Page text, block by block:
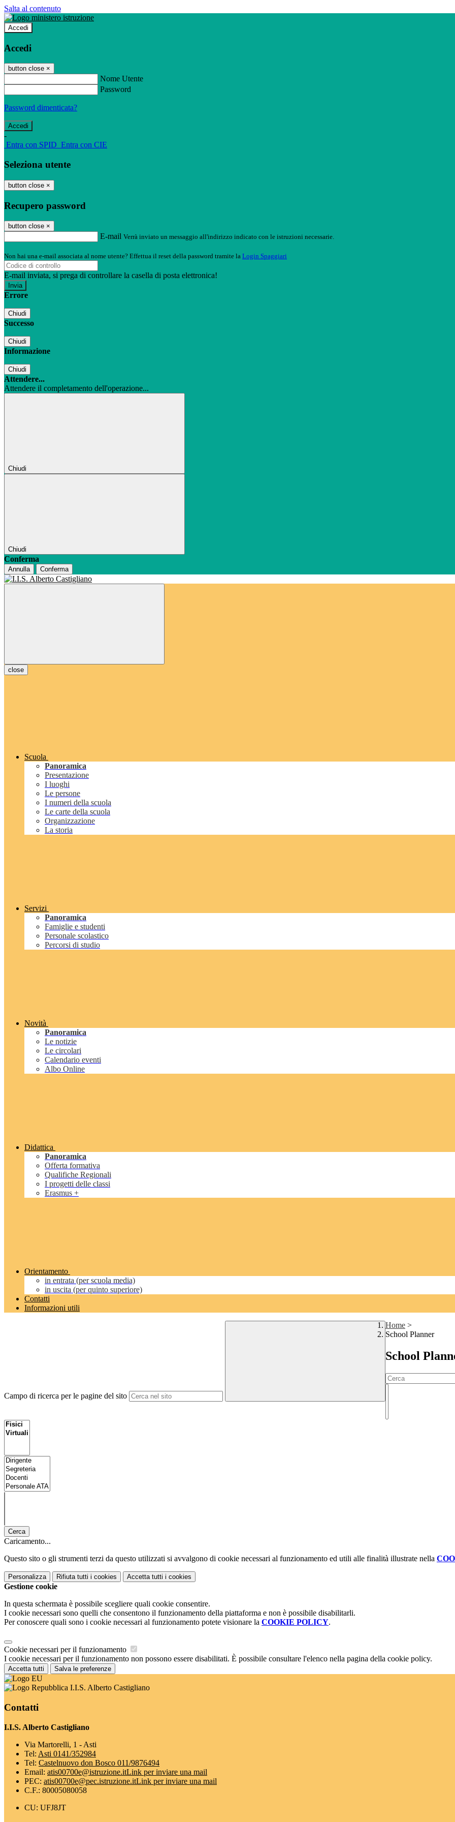
Salta al contenuto
Accedi
Accedi
button close ×
Nome Utente
Password
Password dimenticata?
-
Entra con SPID Entra con CIE
Seleziona utente
button close ×
Recupero password
button close ×
E-mail Verrà inviato un messaggio all'indirizzo indicato con le istruzioni necessarie.
Non hai una e-mail associata al nome utente? Effettua il reset della password tramite la Login Spaggiari
E-mail inviata, si prega di controllare la casella di posta elettronica!
Errore
Chiudi
Successo
Chiudi
Informazione
Chiudi
Attendere...
Attendere il completamento dell'operazione...
Chiudi
Chiudi
Conferma
Annulla Conferma
close
Scuola
Panoramica
Presentazione
I luoghi
Le persone
I numeri della scuola
Le carte della scuola
Organizzazione
La storia
Servizi
Panoramica
Famiglie e studenti
Personale scolastico
Percorsi di studio
Novità
Panoramica
Le notizie
Le circolari
Calendario eventi
Albo Online
Didattica
Panoramica
Offerta formativa
Qualifiche Regionali
I progetti delle classi
Erasmus +
Orientamento
in entrata (per scuola media)
in uscita (per quinto superiore)
Contatti
Informazioni utili
Campo di ricerca per le pagine del sito
Home >
School Planner
School
Cerca
Caricamento...
Questo sito o gli strumenti terzi da questo utilizzati si avvalgono di cookie necessari al funzionamento ed utili alle finalità illustrate nella
Personalizza Rifiuta tutti i cookies Accetta tutti i cookies
Gestione cookie
In questa schermata è possibile scegliere quali cookie consentire.
I cookie necessari sono quelli che consentono il funzionamento della piattaforma e non è possibile disabilitarli.
Per conoscere quali sono i cookie necessari al funzionamento potete visionare la COOKIE POLICY.
Cookie necessari per il funzionamento
I cookie necessari per il funzionamento non possono essere disabilitati. È possibile consultare l'elenco nella pagina della cookie policy.
Accetta tutti Salva le preferenze
I.I.S. Alberto Castigliano
Contatti
I.I.S. Alberto Castigliano
Via Martorelli, 1 - Asti
Tel: Asti 0141/352984
Tel: Castelnuovo don Bosco 011/9876494
Email: atis00700e@istruzione.itLink per inviare una mail
PEC: atis00700e@pec.istruzione.itLink per inviare una mail
C.F.: 80005080058
CU: UFJ8JT